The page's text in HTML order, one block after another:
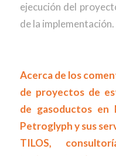
ejecución del
de la implementación.
Acerca de los
de proyectos de
de gasoductos en
Petroglyph y sus
TILOS,